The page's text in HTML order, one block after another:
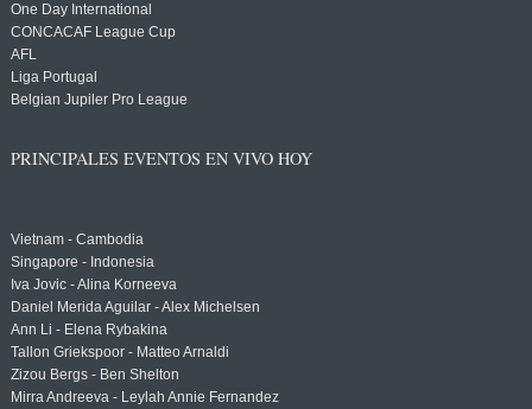
One Day International
CONCACAF League Cup
AFL
Liga Portugal
Belgian Jupiler Pro League
PRINCIPALES EVENTOS EN VIVO HOY
Vietnam - Cambodia
Singapore - Indonesia
Iva Jovic - Alina Korneeva
Daniel Merida Aguilar - Alex Michelsen
Ann Li - Elena Rybakina
Tallon Griekspoor - Matteo Arnaldi
Zizou Bergs - Ben Shelton
Mirra Andreeva - Leylah Annie Fernandez